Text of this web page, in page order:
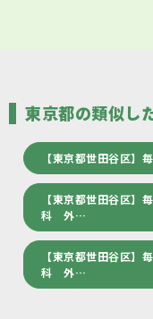
東京都の類似し
【東京都世田谷区
【東京都世田谷区
科 外…
【東京都世田谷区
科 外…